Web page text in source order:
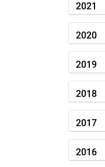
2021
2020
2019
2018
2017
2016